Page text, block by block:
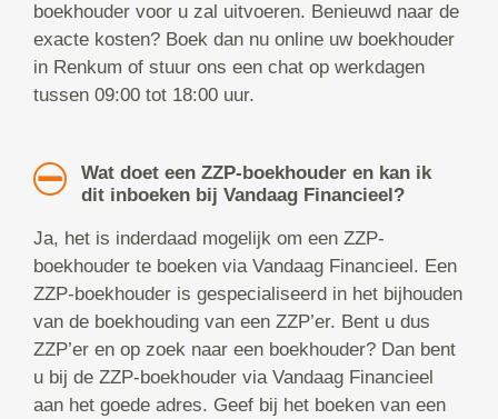
boekhouder voor u zal uitvoeren. Benieuwd naar de
exacte kosten? Boek dan nu online uw boekhouder
in Renkum of stuur ons een chat op werkdagen
tussen 09:00 tot 18:00 uur.
Wat doet een ZZP-boekhouder en kan ik
dit inboeken bij Vandaag Financieel?
Ja, het is inderdaad mogelijk om een ZZP-
boekhouder te boeken via Vandaag Financieel. Een
ZZP-boekhouder is gespecialiseerd in het bijhouden
van de boekhouding van een ZZP’er. Bent u dus
ZZP’er en op zoek naar een boekhouder? Dan bent
u bij de ZZP-boekhouder via Vandaag Financieel
aan het goede adres. Geef bij het boeken van een